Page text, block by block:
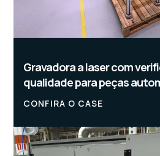
Gravadora a laser com
qualidade para peças
CONFIRA O CASE